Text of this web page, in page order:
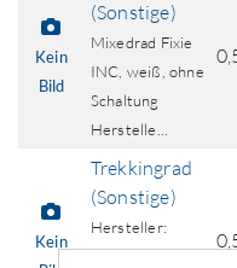
Kein
Bild
(Sonstige)
Mixedrad Fixie
INC, weiß, ohne
Schaltung
Herstelle...
Kein
Trekkingrad
(Sonstige)
Hersteller:
Sonstige Farbe: